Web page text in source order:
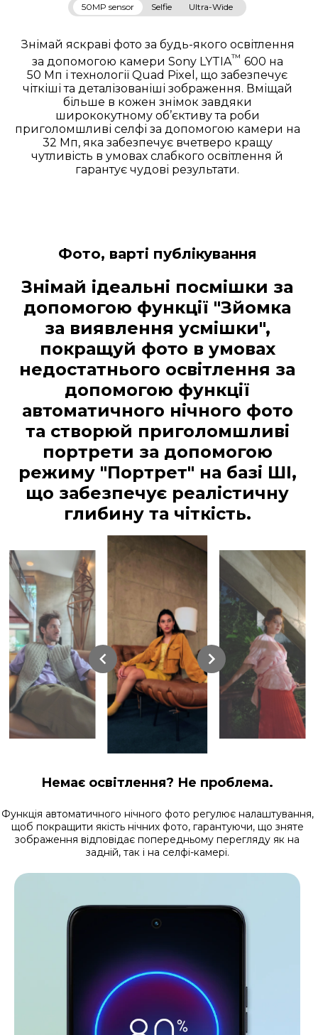
50MP sensor Selfie Ultra-Wide
Знімай яскраві фото за будь-якого освітлення
за допомогою камери Sony LYTIA™ 600 на
50 Мп і технології Quad Pixel, що забезпечує
чіткіші та деталізованіші зображення. Вміщай
більше в кожен знімок завдяки
ширококутному об’єктиву та роби
приголомшливі селфі за допомогою камери на
32 Мп, яка забезпечує вчетверо кращу
чутливість в умовах слабкого освітлення й
гарантує чудові результати.
Фото, варті публікування
Знімай ідеальні посмішки за
допомогою функції "Зйомка
за виявлення усмішки",
покращуй фото в умовах
недостатнього освітлення за
допомогою функції
автоматичного нічного фото
та створюй приголомшливі
портрети за допомогою
режиму "Портрет" на базі ШІ,
що забезпечує реалістичну
глибину та чіткість.
Немає освітлення? Не проблема.
Функція автоматичного нічного фото регулює налаштування,
щоб покращити якість нічних фото, гарантуючи, що зняте
зображення відповідає попередньому перегляду як на
задній, так і на селфі-камері.